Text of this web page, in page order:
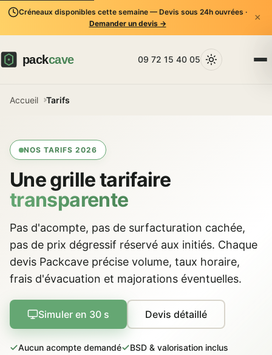
Créneaux disponibles cette semaine — Devis sous 24h ouvrées ·
Demander un devis →
×
09 72 15 40 05
Accueil Tarifs
NOS TARIFS 2026
Une grille tarifaire
transparente
Pas d'acompte, pas de surfacturation cachée,
pas de prix dégressif réservé aux initiés. Chaque
devis Packcave précise volume, taux horaire,
frais d'évacuation et majorations éventuelles.
Simuler en 30 s Devis détaillé
Aucun acompte demandé
BSD & valorisation inclus